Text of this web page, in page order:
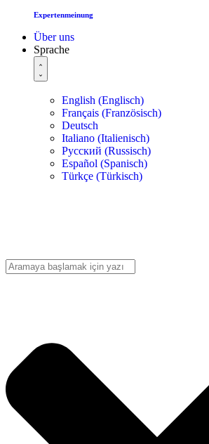
Expertenmeinung
Über uns
Sprache
English (Englisch)
Français (Französisch)
Deutsch
Italiano (Italienisch)
Русский (Russisch)
Español (Spanisch)
Türkçe (Türkisch)